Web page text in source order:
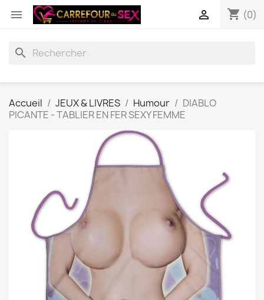
 shopping_cart (0)

search
Accueil JEUX & LIVRES Humour
DIABLO
PICANTE - TABLIER EN FER SEXY FEMME